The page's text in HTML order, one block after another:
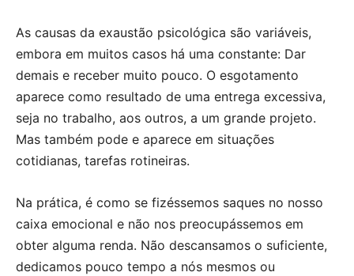
As causas da exaustão psicológica são variáveis,
embora em muitos casos há uma constante: Dar
demais e receber muito pouco. O esgotamento
aparece como resultado de uma entrega excessiva,
seja no trabalho, aos outros, a um grande projeto.
Mas também pode e aparece em situações
cotidianas, tarefas rotineiras.
Na prática, é como se fizéssemos saques no nosso
caixa emocional e não nos preocupássemos em
obter alguma renda. Não descansamos o suficiente,
dedicamos pouco tempo a nós mesmos ou